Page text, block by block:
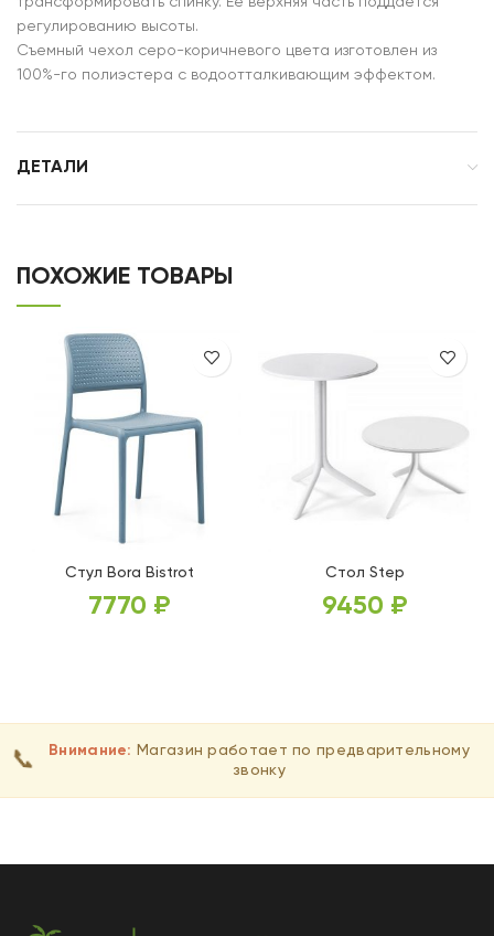
регулированию высоты.
Съемный чехол серо-коричневого цвета изготовлен из
100%-го полиэстера с водоотталкивающим эффектом.
ДЕТАЛИ
ПОХОЖИЕ ТОВАРЫ
Стул Bora Bistrot
7770 ₽
Стол Step
9450 ₽
📞 Внимание: Магазин работает по предварительному
звонку